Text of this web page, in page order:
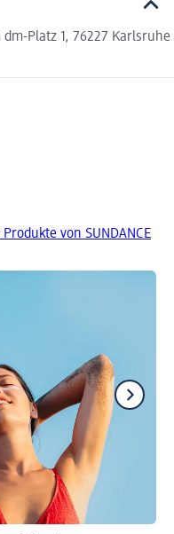
Platz 1, 76227 Karlsruhe
von SUNDANCE